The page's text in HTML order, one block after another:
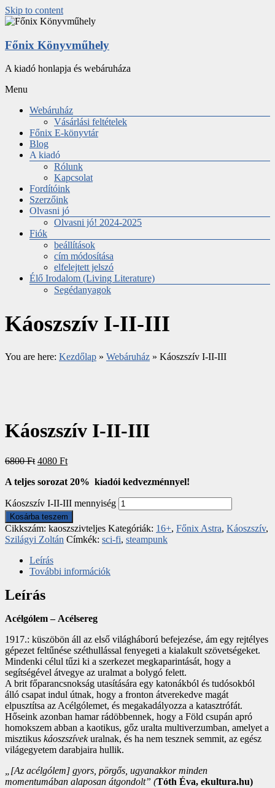
Skip to content
Főnix Könyvműhely
A kiadó honlapja és webáruháza
Menu
Webáruház
Vásárlási feltételek
Főnix E-könyvtár
Blog
A kiadó
Rólunk
Kapcsolat
Fordítóink
Szerzőink
Olvasni jó
Olvasni jó! 2024-2025
Fiók
beállítások
cím módosítása
elfelejtett jelszó
Élő Irodalom (Living Literature)
Segédanyagok
Káoszszív I-II-III
You are here: Kezdőlap » Webáruház » Káoszszív I-II-III
Káoszszív I-II-III
6800Ft 4080 Ft
A teljes sorozat 20% kiadói kedvezménnyel!
Káoszszív I-II-III mennyiség
Kosárba teszem
Cikkszám: kaoszszivteljes Kategóriák: 16+, Főnix Astra, Káoszszív,
Szilágyi Zoltán Címkék: sci-fi, steampunk
Leírás
További információk
Leírás
Acélgólem –Acélsereg
1917.: küszöbön áll az első világháború befejezése, ám egy rejtélyes
gépezet feltűnése széthullással fenyegeti a kialakult szövetségeket.
Mindenki célul tűzi ki a szerkezet megkaparintását, hogy a
segítségével átvegye az uralmat a bolygó felett.
A brit főparancsnokság utasítására egy katonákból és tudósokból
álló csapat indul útnak, hogy a fronton átverekedve magát
elpusztítsa az Acélgólemet, és megakadályozza a katasztrófát.
Hőseink azonban hamar rádöbbennek, hogy a Föld csupán apró
homokszem abban a kaotikus, gőz uralta multiverzumban, amelyet a
misztikus káoszszívekuralnak, és ha nem tesznek semmit, az egész
világegyetem darabjaira hullik.
„[Az acélgólem] gyors, pörgős, ugyanakkor minden
momentumában alaposan átgondolt” (Tóth Éva, ekultura.hu)